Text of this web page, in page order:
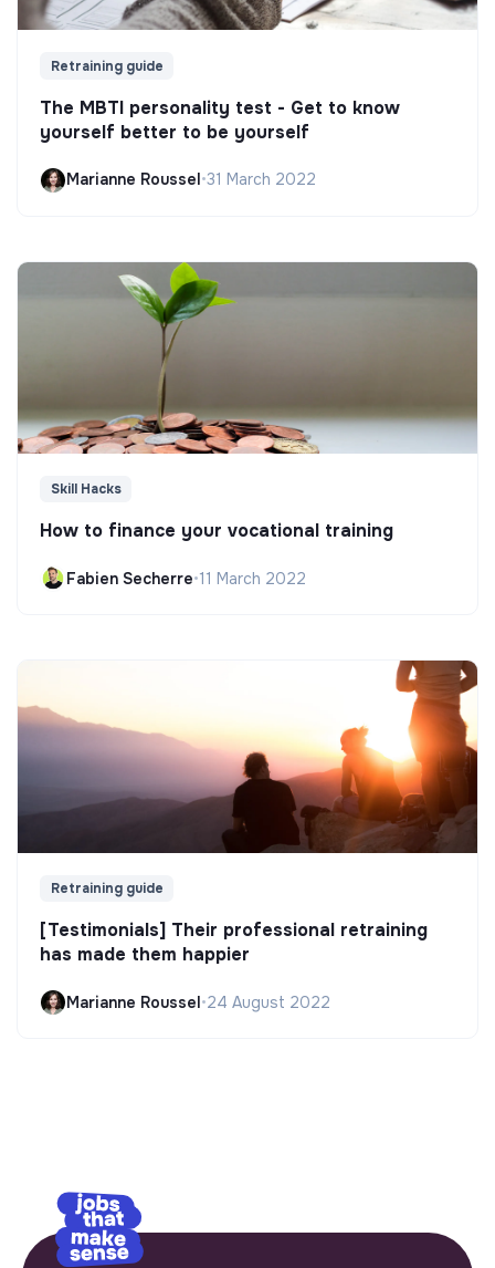
Retraining guide
The MBTI personality test - Get to know
yourself better to be yourself
Marianne Roussel •31 March 2022
Skill Hacks
How to finance your vocational training
Fabien Secherre•11 March 2022
Retraining guide
[Testimonials] Their professional retraining
has made them happier
Marianne Roussel•24 August 2022